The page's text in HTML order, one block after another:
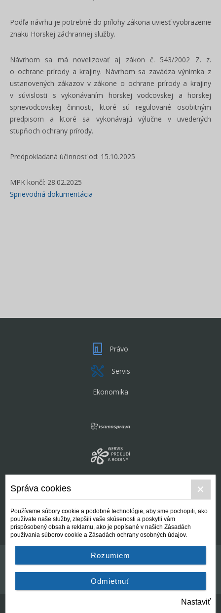
Podľa návrhu je potrebné do prílohy zákona uviesť vyobrazenie
znaku Horskej záchrannej služby.
Návrhom sa má novelizovať aj zákon č. 543/2002 Z. z.
o ochrane prírody a krajiny. Návrhom sa zavádza výnimka z
ustanovených zákazov v zákone o ochrane prírody a krajiny
v súvislosti s vykonávaním horskej vodcovskej a horskej
sprievodcovskej činnosti, ktoré sú regulované osobitným
predpisom a ktoré sa vykonávajú výlučne v uvedených
stupňoch ochrany prírody.
Predpokladaná účinnosť od: 15.10.2025
MPK končí: 28.02.2025
Sprievodná dokumentácia
Právo
Servis
Ekonomika
Kontakt
Všeobecné podmienky
Správa cookies
Používame súbory cookie a podobné technológie, aby sme pochopili, ako
používate naše služby, zlepšili vaše skúsenosti a poskytli vám
prispôsobený obsah a reklamu, ako je popísané v našich Zásadách
používania súborov cookie a Zásadách ochrany osobných údajov.
Rozumiem
Odmietnuť
Nastaviť